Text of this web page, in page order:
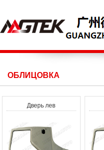
ОБЛИЦОВКА
Дверь лев